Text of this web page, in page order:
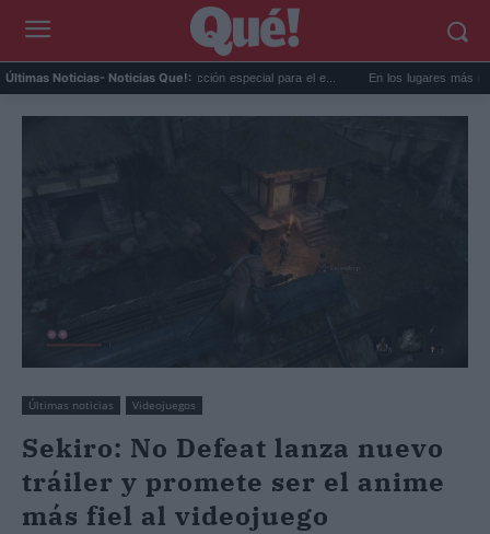
Últimas Noticias- Noticias Que!:
prepara una predicción especial para el e... En los lugares más misteriosos
Últimas noticias Videojuegos
Sekiro: No Defeat lanza nuevo
tráiler y promete ser el anime
más fiel al videojuego